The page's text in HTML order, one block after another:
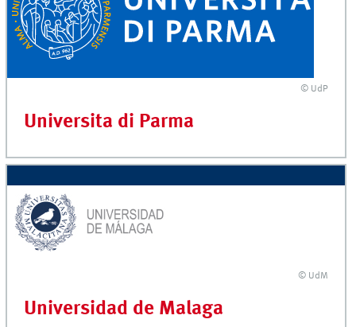
© UdP
Universita di Parma
© UdM
Universidad de Malaga